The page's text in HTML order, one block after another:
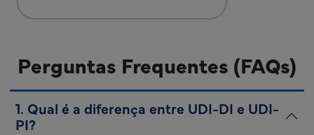
Perguntas Frequentes (FAQs)
1. Qual é a diferença entre UDI-DI e UDI-
PI?